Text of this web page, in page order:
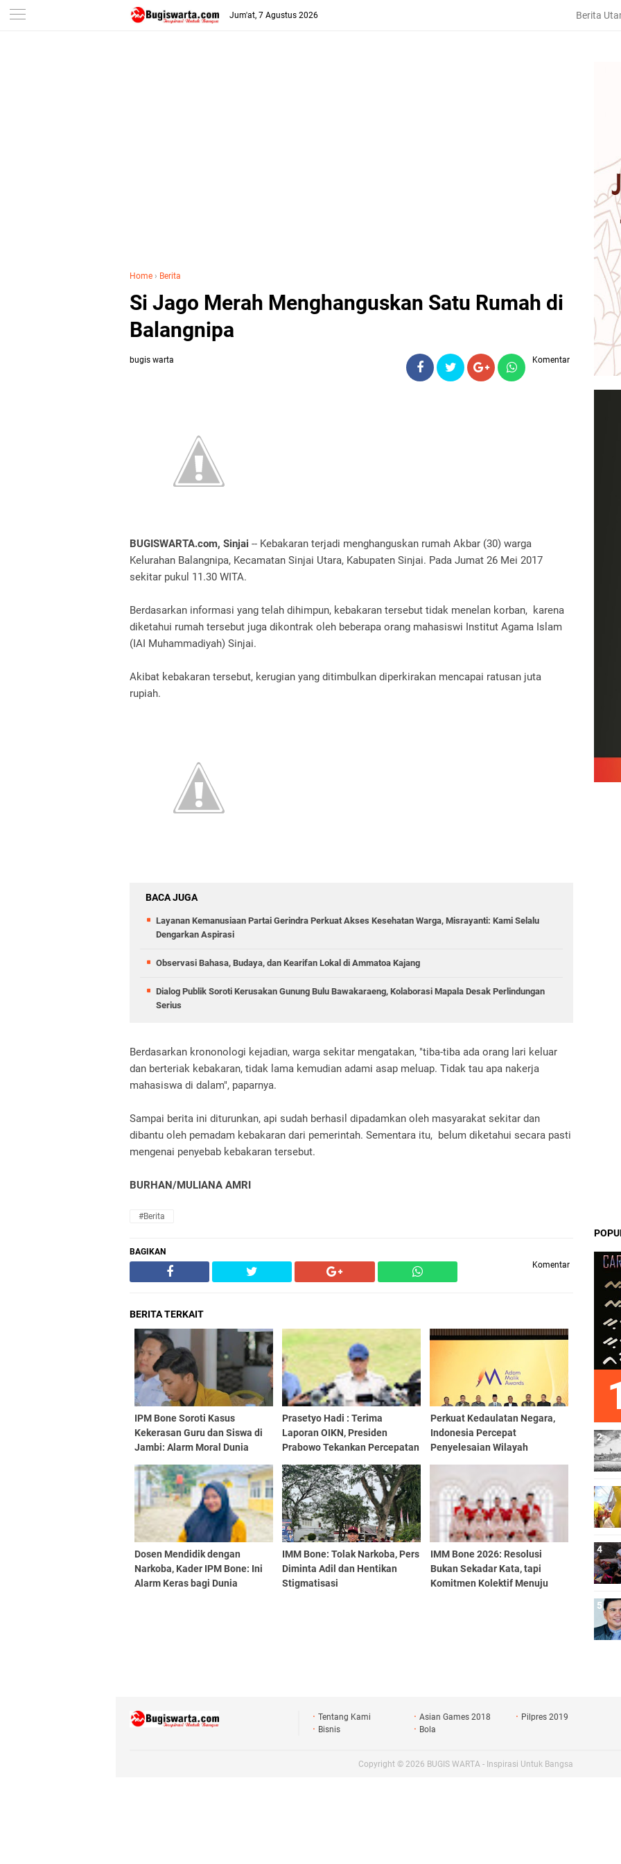
-->
Jum'at, 7 Agustus 2026 Berita
Home › Berita
Si Jago Merah Menghanguskan Satu Rumah di
Balangnipa
bugis warta Komentar
BUGISWARTA.com, Sinjai -- Kebakaran terjadi menghanguskan rumah Akbar (30) warga
Kelurahan Balangnipa, Kecamatan Sinjai Utara, Kabupaten Sinjai. Pada Jumat 26 Mei 2017
sekitar pukul 11.30 WITA.
Berdasarkan informasi yang telah dihimpun, kebakaran tersebut tidak menelan korban, karena
diketahui rumah tersebut juga dikontrak oleh beberapa orang mahasiswi Institut Agama Islam
(IAI Muhammadiyah) Sinjai.
Akibat kebakaran tersebut, kerugian yang ditimbulkan diperkirakan mencapai ratusan juta
rupiah.
BACA JUGA
Layanan Kemanusiaan Partai Gerindra Perkuat Akses Kesehatan Warga, Misrayanti: Kami Selalu
Dengarkan Aspirasi
Observasi Bahasa, Budaya, dan Kearifan Lokal di Ammatoa Kajang
Dialog Publik Soroti Kerusakan Gunung Bulu Bawakaraeng, Kolaborasi Mapala Desak Perlindungan
Serius
Berdasarkan krononologi kejadian, warga sekitar mengatakan, "tiba-tiba ada orang lari keluar
dan berteriak kebakaran, tidak lama kemudian adami asap meluap. Tidak tau apa nakerja
mahasiswa di dalam", paparnya.
Sampai berita ini diturunkan, api sudah berhasil dipadamkan oleh masyarakat sekitar dan
dibantu oleh pemadam kebakaran dari pemerintah. Sementara itu, belum diketahui secara pasti
mengenai penyebab kebakaran tersebut.
BURHAN/MULIANA AMRI
#Berita
BAGIKAN
Komentar
BERITA TERKAIT
IPM Bone Soroti Kasus
Kekerasan Guru dan Siswa di
Jambi: Alarm Moral Dunia
Prasetyo Hadi : Terima
Laporan OIKN, Presiden
Prabowo Tekankan Percepatan
Perkuat Kedaulatan Negara,
Indonesia Percepat
Penyelesaian Wilayah
Dosen Mendidik dengan
Narkoba, Kader IPM Bone: Ini
Alarm Keras bagi Dunia
IMM Bone: Tolak Narkoba, Pers
Diminta Adil dan Hentikan
Stigmatisasi
IMM Bone 2026: Resolusi
Bukan Sekadar Kata, tapi
Komitmen Kolektif Menuju
Tentang Kami Asian Games 2018
Pilpres 2019
Bisnis
Bola
Copyright © 2026 BUGIS WARTA - Inspirasi Untuk Bangsa